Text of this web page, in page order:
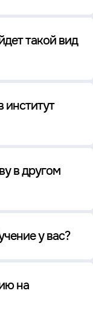
такой вид
институт
в другом
у вас?
на